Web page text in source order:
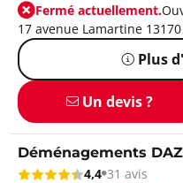
Fermé actuellement.
17 avenue Lamartine
Plus
Un devis ?
Déménagements
4,4 31 avis